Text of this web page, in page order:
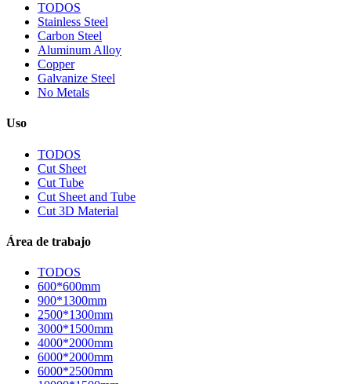
TODOS
Stainless Steel
Carbon Steel
Aluminum Alloy
Copper
Galvanize Steel
No Metals
Uso
TODOS
Cut Sheet
Cut Tube
Cut Sheet and Tube
Cut 3D Material
Área de trabajo
TODOS
600*600mm
900*1300mm
2500*1300mm
3000*1500mm
4000*2000mm
6000*2000mm
6000*2500mm